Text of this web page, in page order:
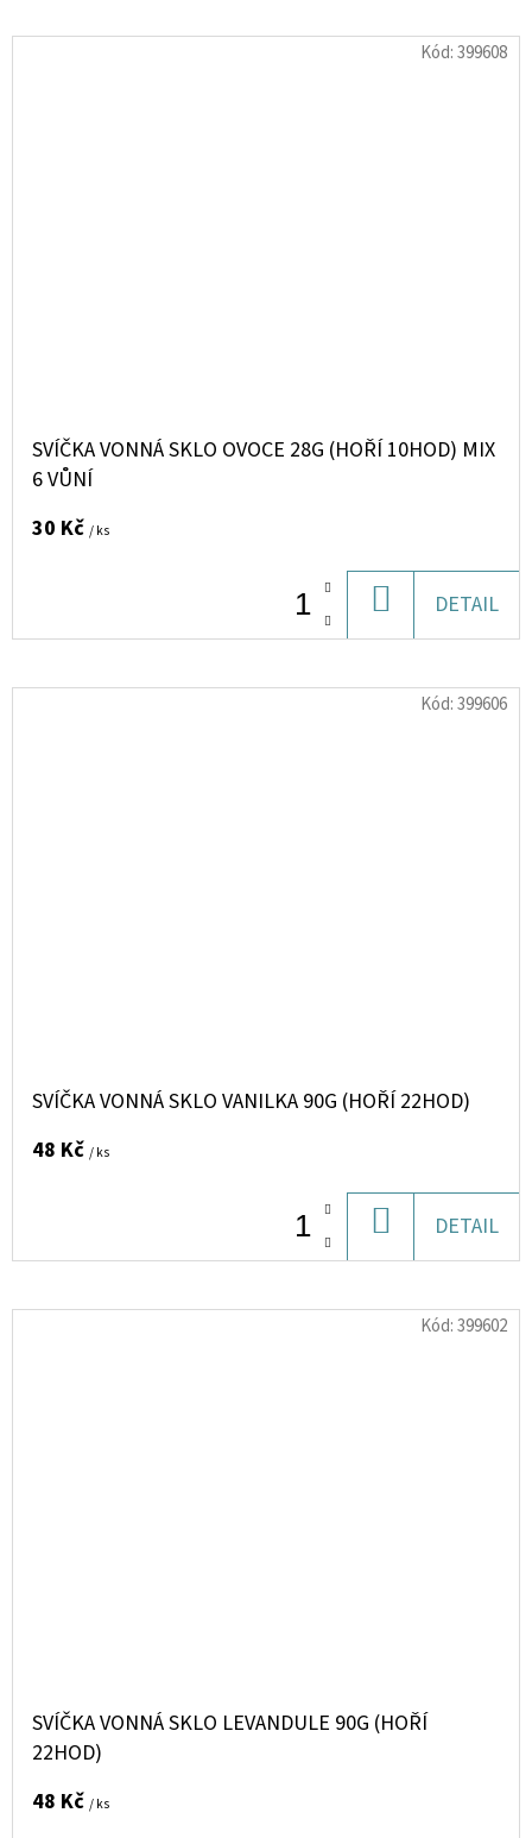
SVÍČKA VONNÁ SKLO OVOCE 28G (HOŘÍ 10HOD) MIX
6 VŮNÍ
30 Kč / ks
KOŠÍKU
DETAIL
Kód:399608
SVÍČKA VONNÁ SKLO VANILKA 90G (HOŘÍ 22HOD)
48 Kč / ks
KOŠÍKU
DETAIL
Kód:399606
SVÍČKA VONNÁ SKLO LEVANDULE 90G (HOŘÍ
22HOD)
48 Kč / ks
Kód:399602